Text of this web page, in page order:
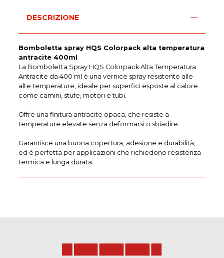
DESCRIZIONE
Bomboletta spray HQS Colorpack alta temperatura
antracite 400ml
La Bomboletta Spray HQS Colorpack Alta Temperatura
Antracite da 400 ml è una vernice spray resistente alle
alte temperature, ideale per superfici esposte al calore
come camini, stufe, motori e tubi.
Offre una finitura antracite opaca, che resiste a
temperature elevate senza deformarsi o sbiadire.
Garantisce una buona copertura, adesione e durabilità,
ed è perfetta per applicazioni che richiedono resistenza
termica e lunga durata.